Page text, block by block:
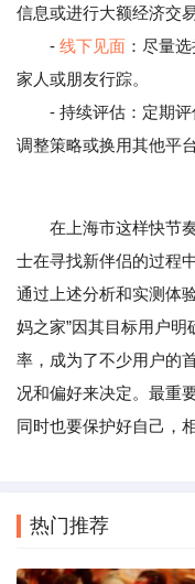
信息或进行大额经济交易
- 线下见面 ：尽量
家人或朋友行踪。
- 持续评估：定期评
调整策略或换用其他平台
在上海市这样快节奏
士在寻找新伴侣的过程
通过上述分析和实测体
妈之家”因其目标用户
率，成为了不少用户的
况和偏好来决定。最重
同时也要保护好自己，
热门推荐